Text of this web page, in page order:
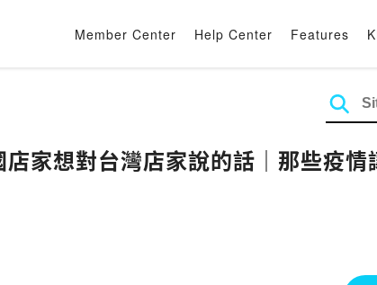
Member Center Help Center Features
家想對台灣店家說的話｜那些疫情